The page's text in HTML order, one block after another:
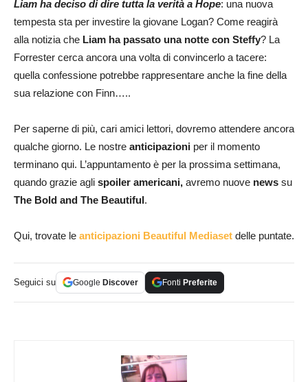
Liam ha deciso di dire tutta la verità a Hope: una nuova
tempesta sta per investire la giovane Logan? Come reagirà
alla notizia che Liam ha passato una notte con Steffy? La
Forrester cerca ancora una volta di convincerlo a tacere:
quella confessione potrebbe rappresentare anche la fine della
sua relazione con Finn…..
Per saperne di più, cari amici lettori, dovremo attendere ancora
qualche giorno. Le nostre anticipazioni per il momento
terminano qui. L’appuntamento è per la prossima settimana,
quando grazie agli spoiler americani, avremo nuove news su
The Bold and The Beautiful.
Qui, trovate le anticipazioni Beautiful Mediaset delle puntate.
Seguici su Google Discover Fonti Preferite